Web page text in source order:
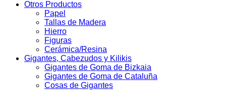
Otros Productos
Papel
Tallas de Madera
Hierro
Figuras
Cerámica/Resina
Gigantes, Cabezudos y Kilikis
Gigantes de Goma de Bizkaia
Gigantes de Goma de Cataluña
Cosas de Gigantes